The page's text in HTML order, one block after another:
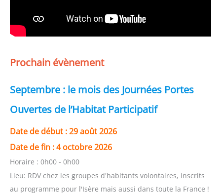
Prochain évènement
Septembre : le mois des Journées Portes
Ouvertes de l’Habitat Participatif
Date de début :29 août 2026
Date de fin :4 octobre 2026
Horaire : 0h00 - 0h00
Lieu: RDV chez les groupes d'habitants volontaires, inscrits
au programme pour l'Isère mais aussi dans toute la France !